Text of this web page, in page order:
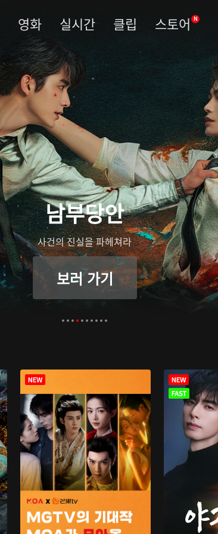
영화 실시간 클립 스토어 N
남부당안
사건의 진실을 파헤쳐라
보러 가기